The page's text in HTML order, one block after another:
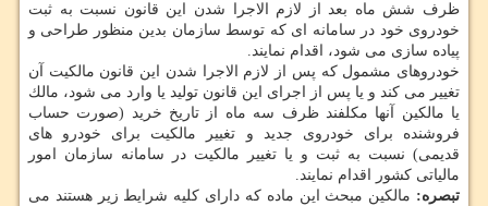
ظرف شش ماه بعد از لازم الاجرا شدن این قانون نسبت به ثبت
خودروی خود در سامانه ای كه توسط سازمان بدین منظور طراحی و
پیاده سازی می شود، اقدام نمایند.
خودروهای مشمول كه پس از لازم الاجرا شدن این قانون مالكیت آن
تغییر می كند و یا پس از اجرای این قانون تولید یا وارد می شود، مالك
یا مالكین آنها مكلفند ظرف سه ماه از تاریخ خرید (صورت حساب
فروشنده برای خودروی جدید و تغییر مالكیت برای خودرو های
قدیمی) نسبت به ثبت و یا تغییر مالكیت در سامانه سازمان امور
مالیاتی كشور اقدام نمایند.
تبصره: مالكین مبحث این ماده كه دارای كلیه شرایط زیر هستند می